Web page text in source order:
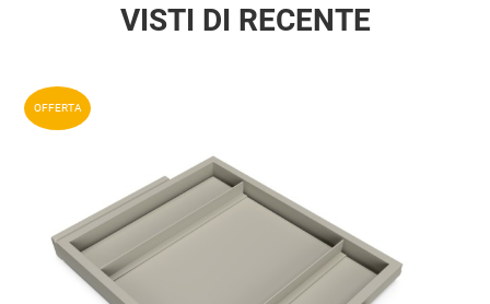
VISTI DI RECENTE
OFFERTA